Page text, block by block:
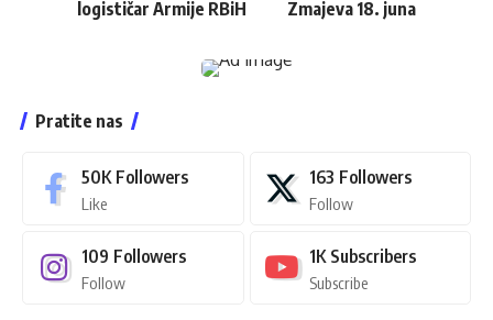
logističar Armije RBiH
Zmajeva 18. juna
Pratite nas
50K Followers
Like
163 Followers
Follow
109 Followers
Follow
1K Subscribers
Subscribe